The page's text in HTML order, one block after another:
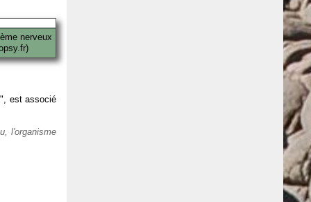
nerveux
est associé
l'organisme